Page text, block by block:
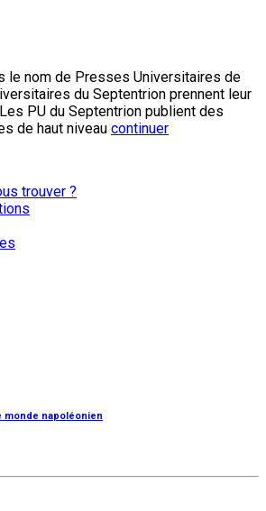
le nom de Presses Universitaires de
du Septentrion prennent leur
PU du Septentrion publient des
de haut niveau continuer
trouver ?
monde napoléonien